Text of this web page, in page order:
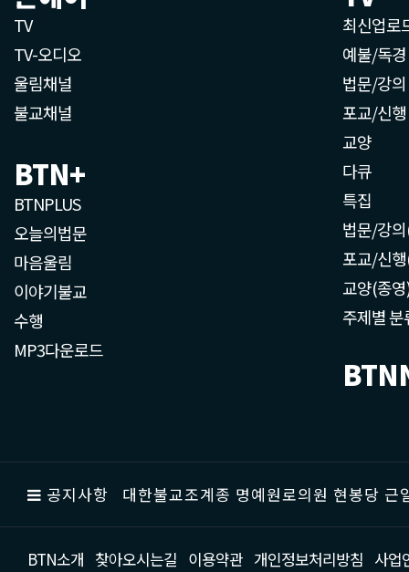
TV
TV-오디오
울림채널
불교채널
BTN+
BTNPLUS
오늘의법문
마음울림
이야기불교
수행
MP3다운로드
최신업로
예불/독경
법문/강의
포교/신행
교양
다큐
특집
법문/강
포교/신
교양(종
주제별 분
공지사항 대한불교조계종 명예원로의원 현봉당
BTN소개 찾아오시는길 이용약관 개인정보처리방침 사업